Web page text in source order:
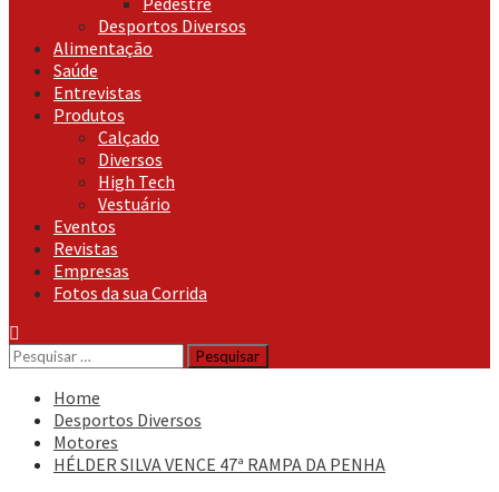
Desportos Diversos
Alimentação
Saúde
Entrevistas
Produtos
Calçado
Diversos
High Tech
Vestuário
Eventos
Revistas
Empresas
Fotos da sua Corrida
Pesquisar
por:
Home
Desportos Diversos
Motores
HÉLDER SILVA VENCE 47ª RAMPA DA PENHA